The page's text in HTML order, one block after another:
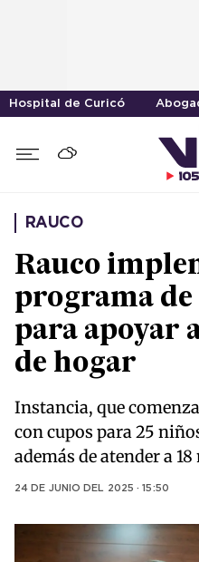
Hospital de Curicó
RAUCO
Rauco
programa de
para apoyar
de hogar
Instancia, que
con cupos para 25
además de atender a
24 DE JUNIO DEL 2025 · 15:50